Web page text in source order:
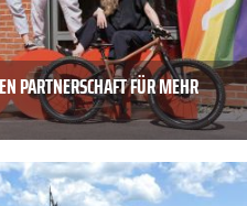
PARTNERSCHAFT FÜR MEHR